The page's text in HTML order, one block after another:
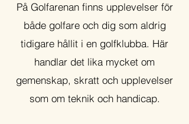
På Golfarenan finns upplevelser för
både golfare och dig som aldrig
tidigare hållit i en golfklubba. Här
handlar det lika mycket om
gemenskap, skratt och upplevelser
som om teknik och handicap.